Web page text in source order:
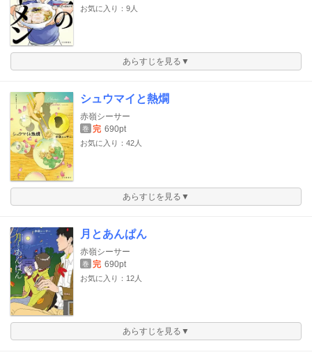
お気に入り：9人
あらすじを見る▼
シュウマイと熱燗
赤嶺シーサー
巻 完 690pt
お気に入り：42人
あらすじを見る▼
月とあんぱん
赤嶺シーサー
巻 完 690pt
お気に入り：12人
あらすじを見る▼